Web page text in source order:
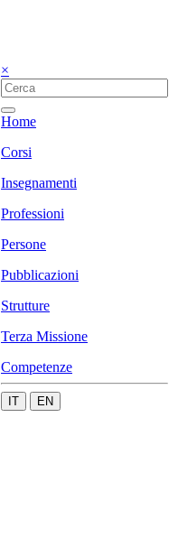
×
Home
Corsi
Insegnamenti
Professioni
Persone
Pubblicazioni
Strutture
Terza Missione
Competenze
IT EN